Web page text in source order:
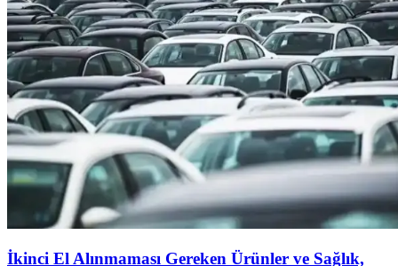
İkinci El Alınmaması Gereken Ürünler ve Sağlık,